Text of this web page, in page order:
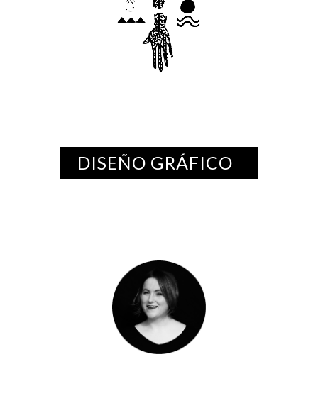
DISEÑO GRÁFICO
Estoy interesada en la
recolección y siembra de
semillas. También disfruto
preparando cestas y
repartiéndolas. Hay quién